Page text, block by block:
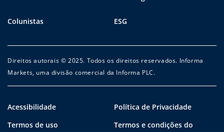
Colunistas ESG
Direitos autorais © 2025. Todos os direitos reservados. Informa
Markets, uma divisão comercial da Informa PLC.
Acessibilidade
Política de Privacidade
Termos de uso
Termos e condições do